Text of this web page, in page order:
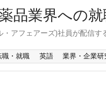
品業界への就
アフェアーズ)社員が配信
職・就職 英語 業界・企業研